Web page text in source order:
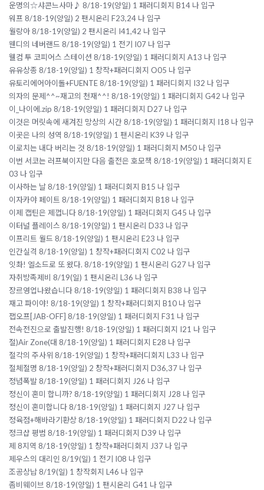
운명의☆샤콘느사마♪ 8/18-19(양일) 1 패러디회지 B14 나 입구
워프 8/18-19(양일) 2 팬시온리 F23,24 나 입구
월랑아 8/18-19(양일) 2 팬시온리 I41,42 나 입구
웬디의 네버랜드 8/18-19(양일) 1 전기 I07 나 입구
웰컴 투 코피어스 스테이션 8/18-19(양일) 1 패러디회지 A13 나 입구
유유상종 8/18-19(양일) 1 창작+패러디회지 O05 나 입구
유토리에어아이돌+FUENTE 8/18-19(양일) 1 패러디회지 I32 나 입구
의자의 문제^^~재고의 천재^^! 8/18-19(양일) 1 패러디회지 G42 나 입구
이_나이에.zip 8/18-19(양일) 1 패러디회지 D27 나 입구
이것은 머릿속에 새겨진 망상의 시간 8/18-19(양일) 1 패러디회지 I18 나 입구
이곳은 나의 성역 8/18-19(양일) 1 팬시온리 K39 나 입구
이로치는 내다 버리는 것 8/18-19(양일) 1 패러디회지 M50 나 입구
이번 서코는 러프북이지만 다음 출전은 호모책 8/18-19(양일) 1 패러디회지 E
03 나 입구
이사하는 날 8/18-19(양일) 1 패러디회지 B15 나 입구
이자카야 페이트 8/18-19(양일) 1 패러디회지 B18 나 입구
이제 캡틴은 제껍니다 8/18-19(양일) 1 패러디회지 G45 나 입구
이터널 플레이스 8/18-19(양일) 1 팬시온리 D33 나 입구
이프리트 월드 8/18-19(양일) 1 팬시온리 E23 나 입구
인간실격 8/18-19(양일) 1 창작+패러디회지 C02 나 입구
잇촤! 엘소드로 또 왔다. 8/18-19(양일) 1 팬시온리 G27 나 입구
자취방족제비 8/19(일) 1 팬시온리 L36 나 입구
장르영업나왔습니다 8/18-19(양일) 1 패러디회지 B38 나 입구
재고 파이야! 8/18-19(양일) 1 창작+패러디회지 B10 나 입구
잽오프[JAB-OFF] 8/18-19(양일) 1 패러디회지 F31 나 입구
전속전진으로 출발진행! 8/18-19(양일) 1 패러디회지 I21 나 입구
절)Air Zone(대 8/18-19(양일) 1 패러디회지 E28 나 입구
절각의 주사위 8/18-19(양일) 1 창작+패러디회지 L33 나 입구
절체절명 8/18-19(양일) 2 창작+패러디회지 D36,37 나 입구
정념폭발 8/18-19(양일) 1 패러디회지 J26 나 입구
정신이 혼미 합니까? 8/18-19(양일) 1 패러디회지 J28 나 입구
정신이 혼미합니다 8/18-19(양일) 1 패러디회지 J27 나 입구
정육점+해바라기환상 8/18-19(양일) 1 패러디회지 D22 나 입구
정크샵 평범 8/18-19(양일) 1 패러디회지 D39 나 입구
제 8지역 8/18-19(양일) 1 창작+패러디회지 J37 나 입구
제우스의 대리인 8/19(일) 1 전기 I08 나 입구
조공상납 8/19(일) 1 창작회지 L46 나 입구
좀비웨이브 8/18-19(양일) 1 팬시온리 G41 나 입구